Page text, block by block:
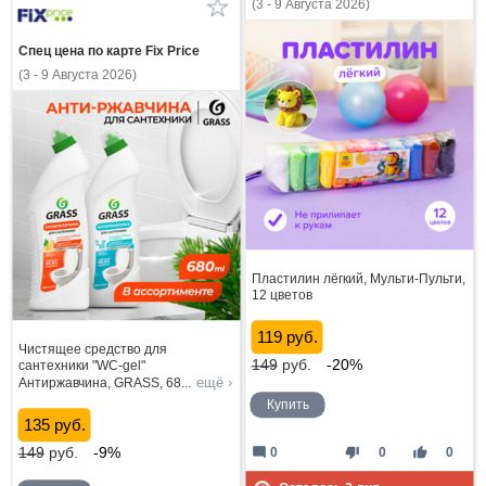
(3 - 9 Августа 2026)
Пластилин лёгкий, Мульти-Пульти,
12 цветов
119 руб.
149руб. -20%
Купить
thumb_down 0 thumb_up 0
mode_comment 0
Спец цена по карте Fix Price
(3 - 9 Августа 2026)
Чистящее средство для
сантехники "WC-gel"
Антиржавчина, GRASS, 68... ещё ›
135 руб.
149руб. -9%